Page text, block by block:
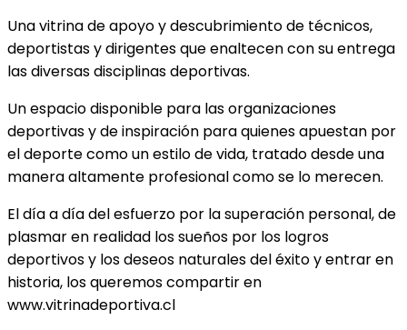
Una vitrina de apoyo y descubrimiento de técnicos,
deportistas y dirigentes que enaltecen con su entrega
las diversas disciplinas deportivas.
Un espacio disponible para las organizaciones
deportivas y de inspiración para quienes apuestan por
el deporte como un estilo de vida, tratado desde una
manera altamente profesional como se lo merecen.
El día a día del esfuerzo por la superación personal, de
plasmar en realidad los sueños por los logros
deportivos y los deseos naturales del éxito y entrar en
historia, los queremos compartir en
www.vitrinadeportiva.cl